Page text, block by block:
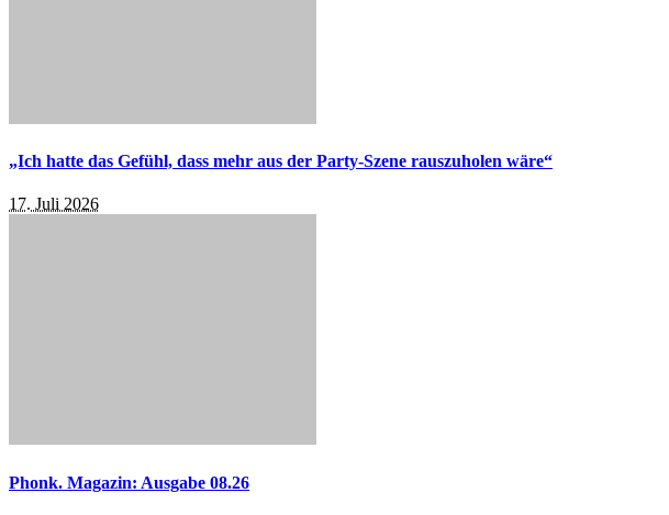
„Ich hatte das Gefühl, dass mehr aus der Party-Szene rauszuholen wäre“
17. Juli 2026
Phonk. Magazin: Ausgabe 08.26